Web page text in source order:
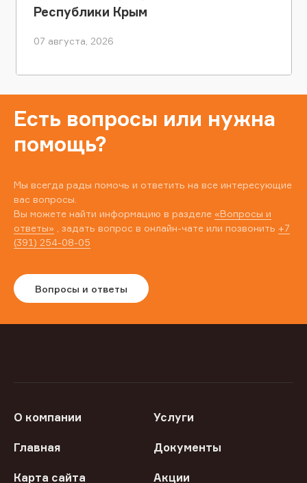
Республики Крым
07 августа, 2026
Есть вопросы или нужна
помощь?
Мы всегда рады помочь и ответить на все интересующие
вас вопросы.
Вы можете найти информацию в разделе «Вопросы и
ответы» , задать вопрос в онлайн-чате или позвонить +7
(391) 254-08-05
Вопросы и ответы
О компании Услуги
Главная Документы
Карта сайта Акции